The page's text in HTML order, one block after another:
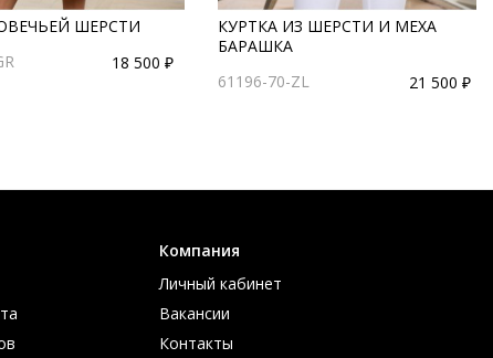
ШЕРСТИ
18 500 ₽
КУРТКА ИЗ ШЕРСТИ И МЕХА
БАРАШКА
61196-70-ZL
21 500 ₽
Компания
Личный кабинет
Вакансии
Контакты